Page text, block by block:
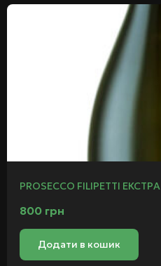
PROSECCO FILIPETTI ЕКСТРА
800 грн
Додати в кошик